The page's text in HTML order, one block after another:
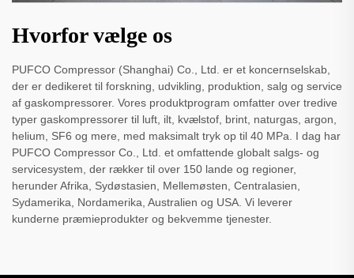
Hvorfor vælge os
PUFCO Compressor (Shanghai) Co., Ltd. er et koncernselskab,
der er dedikeret til forskning, udvikling, produktion, salg og service
af gaskompressorer. Vores produktprogram omfatter over tredive
typer gaskompressorer til luft, ilt, kvælstof, brint, naturgas, argon,
helium, SF6 og mere, med maksimalt tryk op til 40 MPa. I dag har
PUFCO Compressor Co., Ltd. et omfattende globalt salgs- og
servicesystem, der rækker til over 150 lande og regioner,
herunder Afrika, Sydøstasien, Mellemøsten, Centralasien,
Sydamerika, Nordamerika, Australien og USA. Vi leverer
kunderne præmieprodukter og bekvemme tjenester.